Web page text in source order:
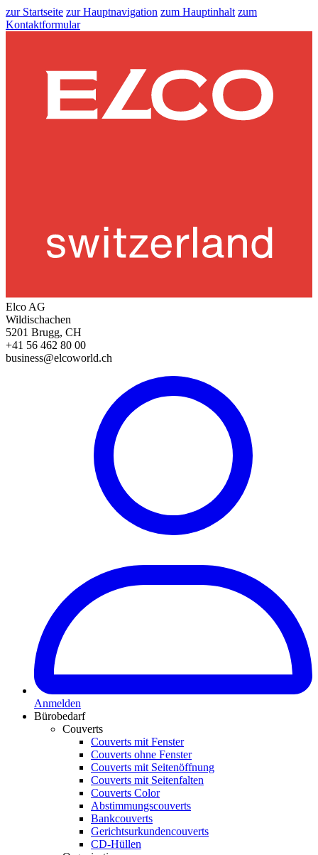
zur Startseite zur Hauptnavigation zum Hauptinhalt zum
Kontaktformular
Elco AG
Wildischachen
5201 Brugg, CH
+41 56 462 80 00
business@elcoworld.ch
Anmelden
Bürobedarf
Couverts
Couverts mit Fenster
Couverts ohne Fenster
Couverts mit Seitenöffnung
Couverts mit Seitenfalten
Couverts Color
Abstimmungscouverts
Bankcouverts
Gerichtsurkundencouverts
CD-Hüllen